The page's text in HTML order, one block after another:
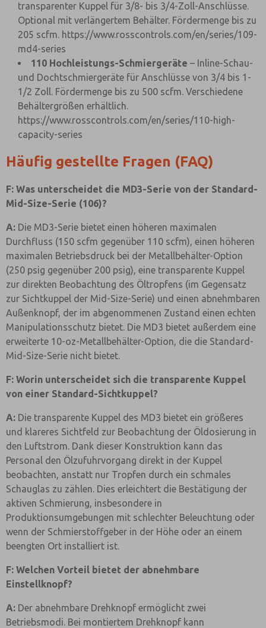
transparenter Kuppel für 3/8- bis 3/4-Zoll-Anschlüsse.
Optional mit verlängertem Behälter. Fördermenge bis zu
205 scfm. https://www.rosscontrols.com/en/series/109-
md4-series
110 Hochleistungs-Schmiergeräte – Inline-Schau-
und Dochtschmiergeräte für Anschlüsse von 3/4 bis 1-
1/2 Zoll. Fördermenge bis zu 500 scfm. Verschiedene
Behältergrößen erhältlich.
https://www.rosscontrols.com/en/series/110-high-
capacity-series
Häufig gestellte Fragen (FAQ)
F: Was unterscheidet die MD3-Serie von der Standard-
Mid-Size-Serie (106)?
A: Die MD3-Serie bietet einen höheren maximalen
Durchfluss (150 scfm gegenüber 110 scfm), einen höheren
maximalen Betriebsdruck bei der Metallbehälter-Option
(250 psig gegenüber 200 psig), eine transparente Kuppel
zur direkten Beobachtung des Öltropfens (im Gegensatz
zur Sichtkuppel der Mid-Size-Serie) und einen abnehmbaren
Außenknopf, der im abgenommenen Zustand einen echten
Manipulationsschutz bietet. Die MD3 bietet außerdem eine
erweiterte 10-oz-Metallbehälter-Option, die die Standard-
Mid-Size-Serie nicht bietet.
F: Worin unterscheidet sich die transparente Kuppel
von einer Standard-Sichtkuppel?
A: Die transparente Kuppel des MD3 bietet ein größeres
und klareres Sichtfeld zur Beobachtung der Öldosierung in
den Luftstrom. Dank dieser Konstruktion kann das
Personal den Ölzufuhrvorgang direkt in der Kuppel
beobachten, anstatt nur Tropfen durch ein schmales
Schauglas zu zählen. Dies erleichtert die Bestätigung der
aktiven Schmierung, insbesondere in
Produktionsumgebungen mit schlechter Beleuchtung oder
wenn der Schmierstoffgeber in der Höhe oder an einem
beengten Ort installiert ist.
F: Welchen Vorteil bietet der abnehmbare
Einstellknopf?
A: Der abnehmbare Drehknopf ermöglicht zwei
Betriebsmodi. Bei montiertem Drehknopf kann